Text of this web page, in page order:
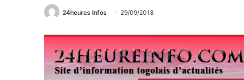
24heures Infos 29/09/2018